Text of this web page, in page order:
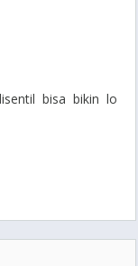
bisa bikin lo